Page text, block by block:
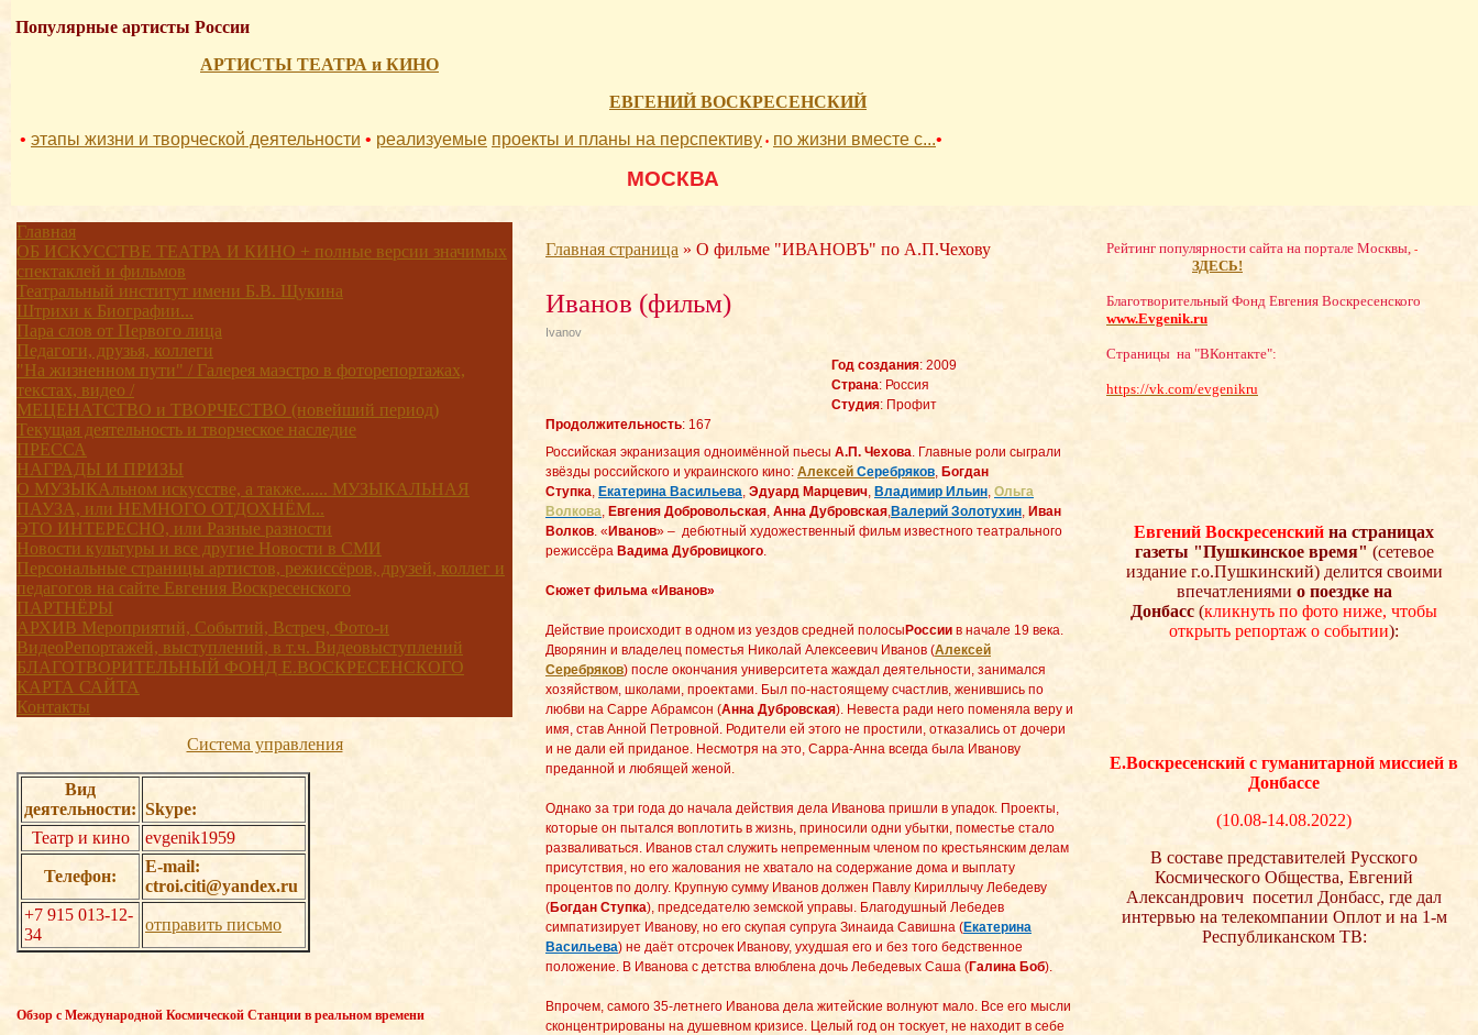
Популярные артисты России
АРТИСТЫ ТЕАТРА и КИНО
ЕВГЕНИЙ ВОСКРЕСЕНСКИЙ
• этапы жизни и творческой деятельности • реализуемые проекты и планы на перспективу • по жизни вместе с...•
          МОСКВА
Главная
ОБ ИСКУССТВЕ ТЕАТРА И КИНО + полные версии значимых
спектаклей и фильмов
Театральный институт имени Б.В. Щукина
Штрихи к Биографии...
Пара слов от Первого лица
Педагоги, друзья, коллеги
"На жизненном пути" / Галерея маэстро в фоторепортажах,
текстах, видео /
МЕЦЕНАТСТВО и ТВОРЧЕСТВО (новейший период)
Текущая деятельность и творческое наследие
ПРЕССА
НАГРАДЫ И ПРИЗЫ
О МУЗЫКАльном искусстве, а также...... МУЗЫКАЛЬНАЯ
ПАУЗА, или НЕМНОГО ОТДОХНЁМ...
ЭТО ИНТЕРЕСНО, или Разные разности
Новости культуры и все другие Новости в СМИ
Персональные страницы артистов, режиссёров, друзей, коллег и
педагогов на сайте Евгения Воскресенского
ПАРТНЁРЫ
АРХИВ Мероприятий, Событий, Встреч, Фото-и
ВидеоРепортажей, выступлений, в т.ч. Видеовыступлений
БЛАГОТВОРИТЕЛЬНЫЙ ФОНД Е.ВОСКРЕСЕНСКОГО
КАРТА САЙТА
Контакты
Система управления
Вид
деятельности: Skype:
Театр и кино
evgenik1959
Телефон:
E-mail:
ctroi.citi@yandex.ru
+7 915 013-12-
34
отправить письмо
Обзор с Международной Космической Станции в реальном времени
Главная страница » О фильме "ИВАНОВЪ" по А.П.Чехову
Иванов (фильм)
Ivanov
Год создания: 2009
Страна: Россия
Студия: Профит
Продолжительность: 167
Российская экранизация одноимённой пьесы А.П. Чехова. Главные роли сыграли
звёзды российского и украинского кино: Алексей Серебряков, Богдан
Ступка, Екатерина Васильева, Эдуард Марцевич, Владимир Ильин, Ольга
Волкова, Евгения Добровольская, Анна Дубровская,Валерий Золотухин, Иван
Волков. « Иванов» – дебютный художественный фильм известного театрального
режиссёра Вадима Дубровицкого.
Сюжет фильма «Иванов»
Действие происходит в одном из уездов средней полосы России в начале 19 века.
Дворянин и владелец поместья Николай Алексеевич Иванов (Алексей
Серебряков) после окончания университета жаждал деятельности, занимался
хозяйством, школами, проектами. Был по-настоящему счастлив, женившись по
любви на Сарре Абрамсон (Анна Дубровская). Невеста ради него поменяла веру и
имя, став Анной Петровной. Родители ей этого не простили, отказались от дочери
и не дали ей приданое. Несмотря на это, Сарра-Анна всегда была Иванову
преданной и любящей женой.
Однако за три года до начала действия дела Иванова пришли в упадок. Проекты,
которые он пытался воплотить в жизнь, приносили одни убытки, поместье стало
разваливаться. Иванов стал служить непременным членом по крестьянским делам
присутствия, но его жалования не хватало на содержание дома и выплату
процентов по долгу. Крупную сумму Иванов должен Павлу Кириллычу Лебедеву
(Богдан Ступка), председателю земской управы. Благодушный Лебедев
симпатизирует Иванову, но его скупая супруга Зинаида Савишна (Екатерина
Васильева) не даёт отсрочек Иванову, ухудшая его и без того бедственное
положение. В Иванова с детства влюблена дочь Лебедевых Саша (Галина Боб).
Впрочем, самого 35-летнего Иванова дела житейские волнуют мало. Все его мысли
сконцентрированы на душевном кризисе. Целый год он тоскует, не находит в себе
Рейтинг популярности сайта на портале Москвы, -
ЗДЕСЬ!
Благотворительный Фонд Евгения Воскресенского
www.Evgenik.ru
Страницы на "ВКонтакте":
https://vk.com/evgenikru
Евгений Воскресенский на страницах
газеты "Пушкинское время" (сетевое
издание г.о.Пушкинский) делится своими
впечатлениями о поездке на
Донбасс (кликнуть по фото ниже, чтобы
открыть репортаж о событии):
Е.Воскресенский с гуманитарной миссией в
Донбассе
(10.08-14.08.2022)
В составе представителей Русского
Космического Общества, Евгений
Александрович посетил Донбасс, где дал
интервью на телекомпании Оплот и на 1-м
Республиканском ТВ: